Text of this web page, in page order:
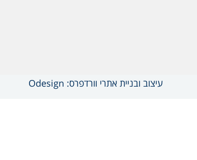
עיצוב ובניית אתרי וורדפרס: Odesign